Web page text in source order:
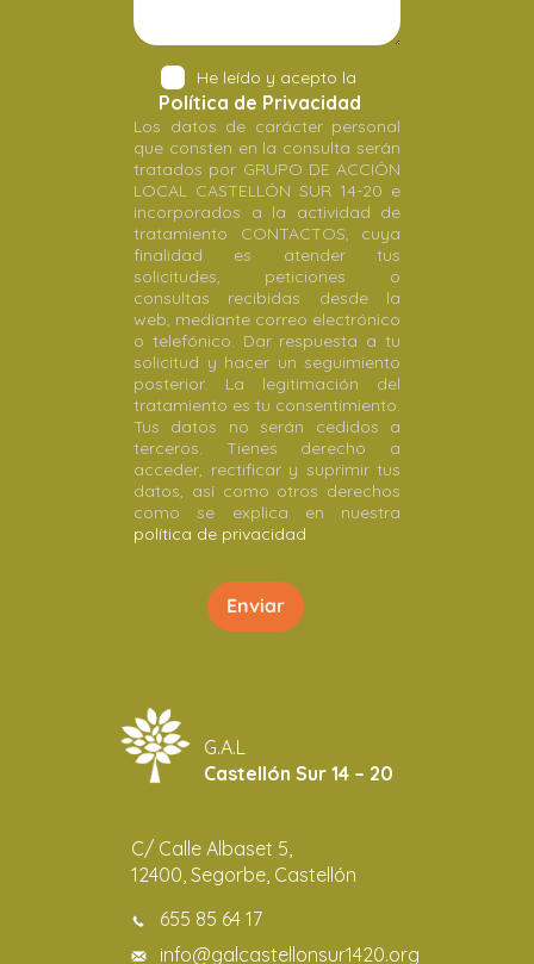
He leído y acepto la
Política de Privacidad
Los datos de carácter personal
que consten en la consulta serán
tratados por GRUPO DE ACCIÓN
LOCAL CASTELLÓN SUR 14-20 e
incorporados a la actividad de
tratamiento CONTACTOS, cuya
finalidad es atender tus
solicitudes, peticiones o
consultas recibidas desde la
web, mediante correo electrónico
o telefónico. Dar respuesta a tu
solicitud y hacer un seguimiento
posterior. La legitimación del
tratamiento es tu consentimiento.
Tus datos no serán cedidos a
terceros. Tienes derecho a
acceder, rectificar y suprimir tus
datos, así como otros derechos
como se explica en nuestra
política de privacidad
G.A.L
Castellón Sur 14 – 20
C/ Calle Albaset 5,
12400, Segorbe, Castellón
655 85 64 17
info@galcastellonsur1420.org